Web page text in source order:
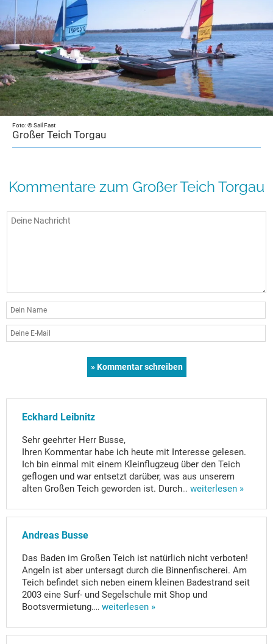
Foto: © Sail Fast
Großer Teich Torgau
Kommentare zum Großer Teich Torgau
Eckhard Leibnitz
Sehr geehrter Herr Busse,
Ihren Kommentar habe ich heute mit Interesse gelesen.
Ich bin einmal mit einem Kleinflugzeug über den Teich
geflogen und war entsetzt darüber, was aus unserem
alten Großen Teich geworden ist. Durch... weiterlesen »
Andreas Busse
Das Baden im Großen Teich ist natürlich nicht verboten!
Angeln ist aber untersagt durch die Binnenfischerei. Am
Teich befindet sich neben einem kleinen Badestrand seit
2003 eine Surf- und Segelschule mit Shop und
Bootsvermietung.... weiterlesen »